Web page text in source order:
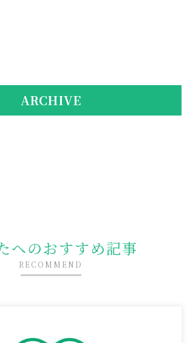
ARCHIVE
へのおすすめ記事
RECOMMEND